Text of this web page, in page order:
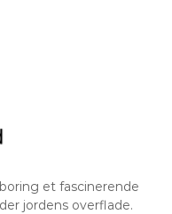
et fascinerende
jordens overflade.